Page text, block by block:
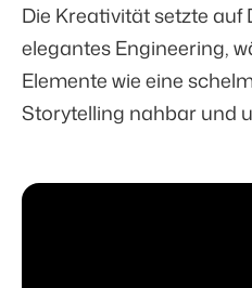
Die Kreativität setzte auf
elegantes Engineering,
Elemente wie eine
Storytelling nahbar und